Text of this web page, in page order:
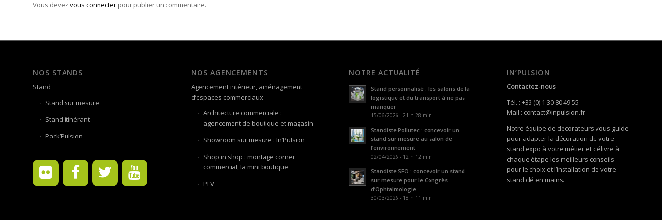
Vous devez vous connecter pour publier un commentaire.
NOS STANDS
Stand
Stand sur mesure
Stand itinérant
Pack’Pulsion
NOS AGENCEMENTS
Agencement intérieur, aménagement
d’espaces commerciaux
Architecture commerciale :
agencement de boutique et magasin
Showroom sur mesure : In’Pulsion
Shop in shop : montage corner
commercial, la mini boutique
PLV
NOTRE ACTUALITÉ
Stand personnalisé : les salons de la
logistique et du transport à ne pas
manquer
15/06/2026 - 21 h 28 min
Standiste Pollutec : concevoir un
stand sur mesure au salon de
l’environnement
02/04/2026 - 12 h 12 min
Standiste SFO : concevoir un stand
sur mesure pour le Congrès
d’Ophtalmologie
30/03/2026 - 18 h 11 min
IN’PULSION
Contactez-nous
Tél. : +33 (0) 1 30 80 49 55
Mail : contact@inpulsion.fr
Notre équipe de décorateurs vous guide
pour adapter la décoration de votre
stand expo à votre métier et délivre à
chaque étape les meilleurs conseils
pour le choix et l’installation de votre
stand clé en mains.